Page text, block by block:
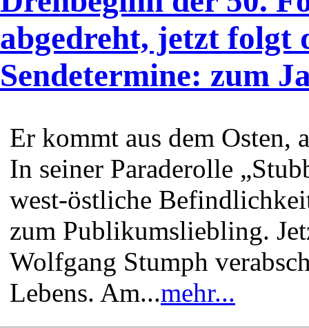
abgedreht, jetzt folgt
Sendetermine: zum
Er kommt aus dem Osten,
In seiner Paraderolle
west-östliche
zum Publikumsliebling.
Wolfgang Stumph
Lebens. Am...mehr...